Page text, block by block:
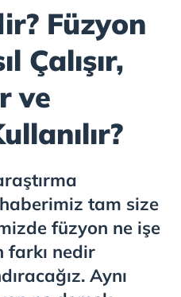
Füzyon
Çalışır,
ve
tam size
füzyon ne işe
farkı nedir
Aynı